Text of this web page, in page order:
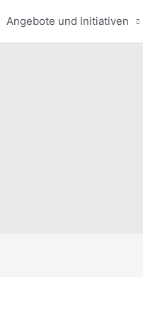
Angebote und Initiativen